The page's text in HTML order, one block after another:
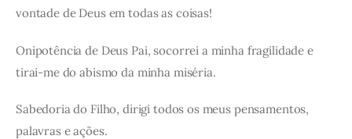
vontade de Deus em todas as coisas!
Onipotência de Deus Pai, socorrei a minha fragilidade e
tirai-me do abismo da minha miséria.
Sabedoria do Filho, dirigi todos os meus pensamentos,
palavras e ações.